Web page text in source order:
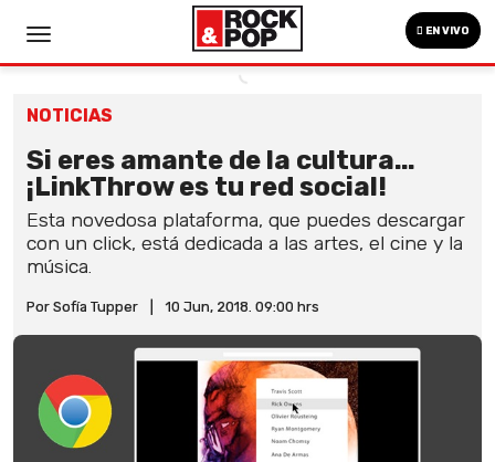
EN VIVO
NOTICIAS
Si eres amante de la cultura...
¡LinkThrow es tu red social!
Esta novedosa plataforma, que puedes descargar
con un click, está dedicada a las artes, el cine y la
música.
Por Sofía Tupper 10 Jun, 2018. 09:00 hrs